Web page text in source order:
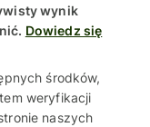
wynik
Dowiedz się
środków,
weryfikacji
naszych